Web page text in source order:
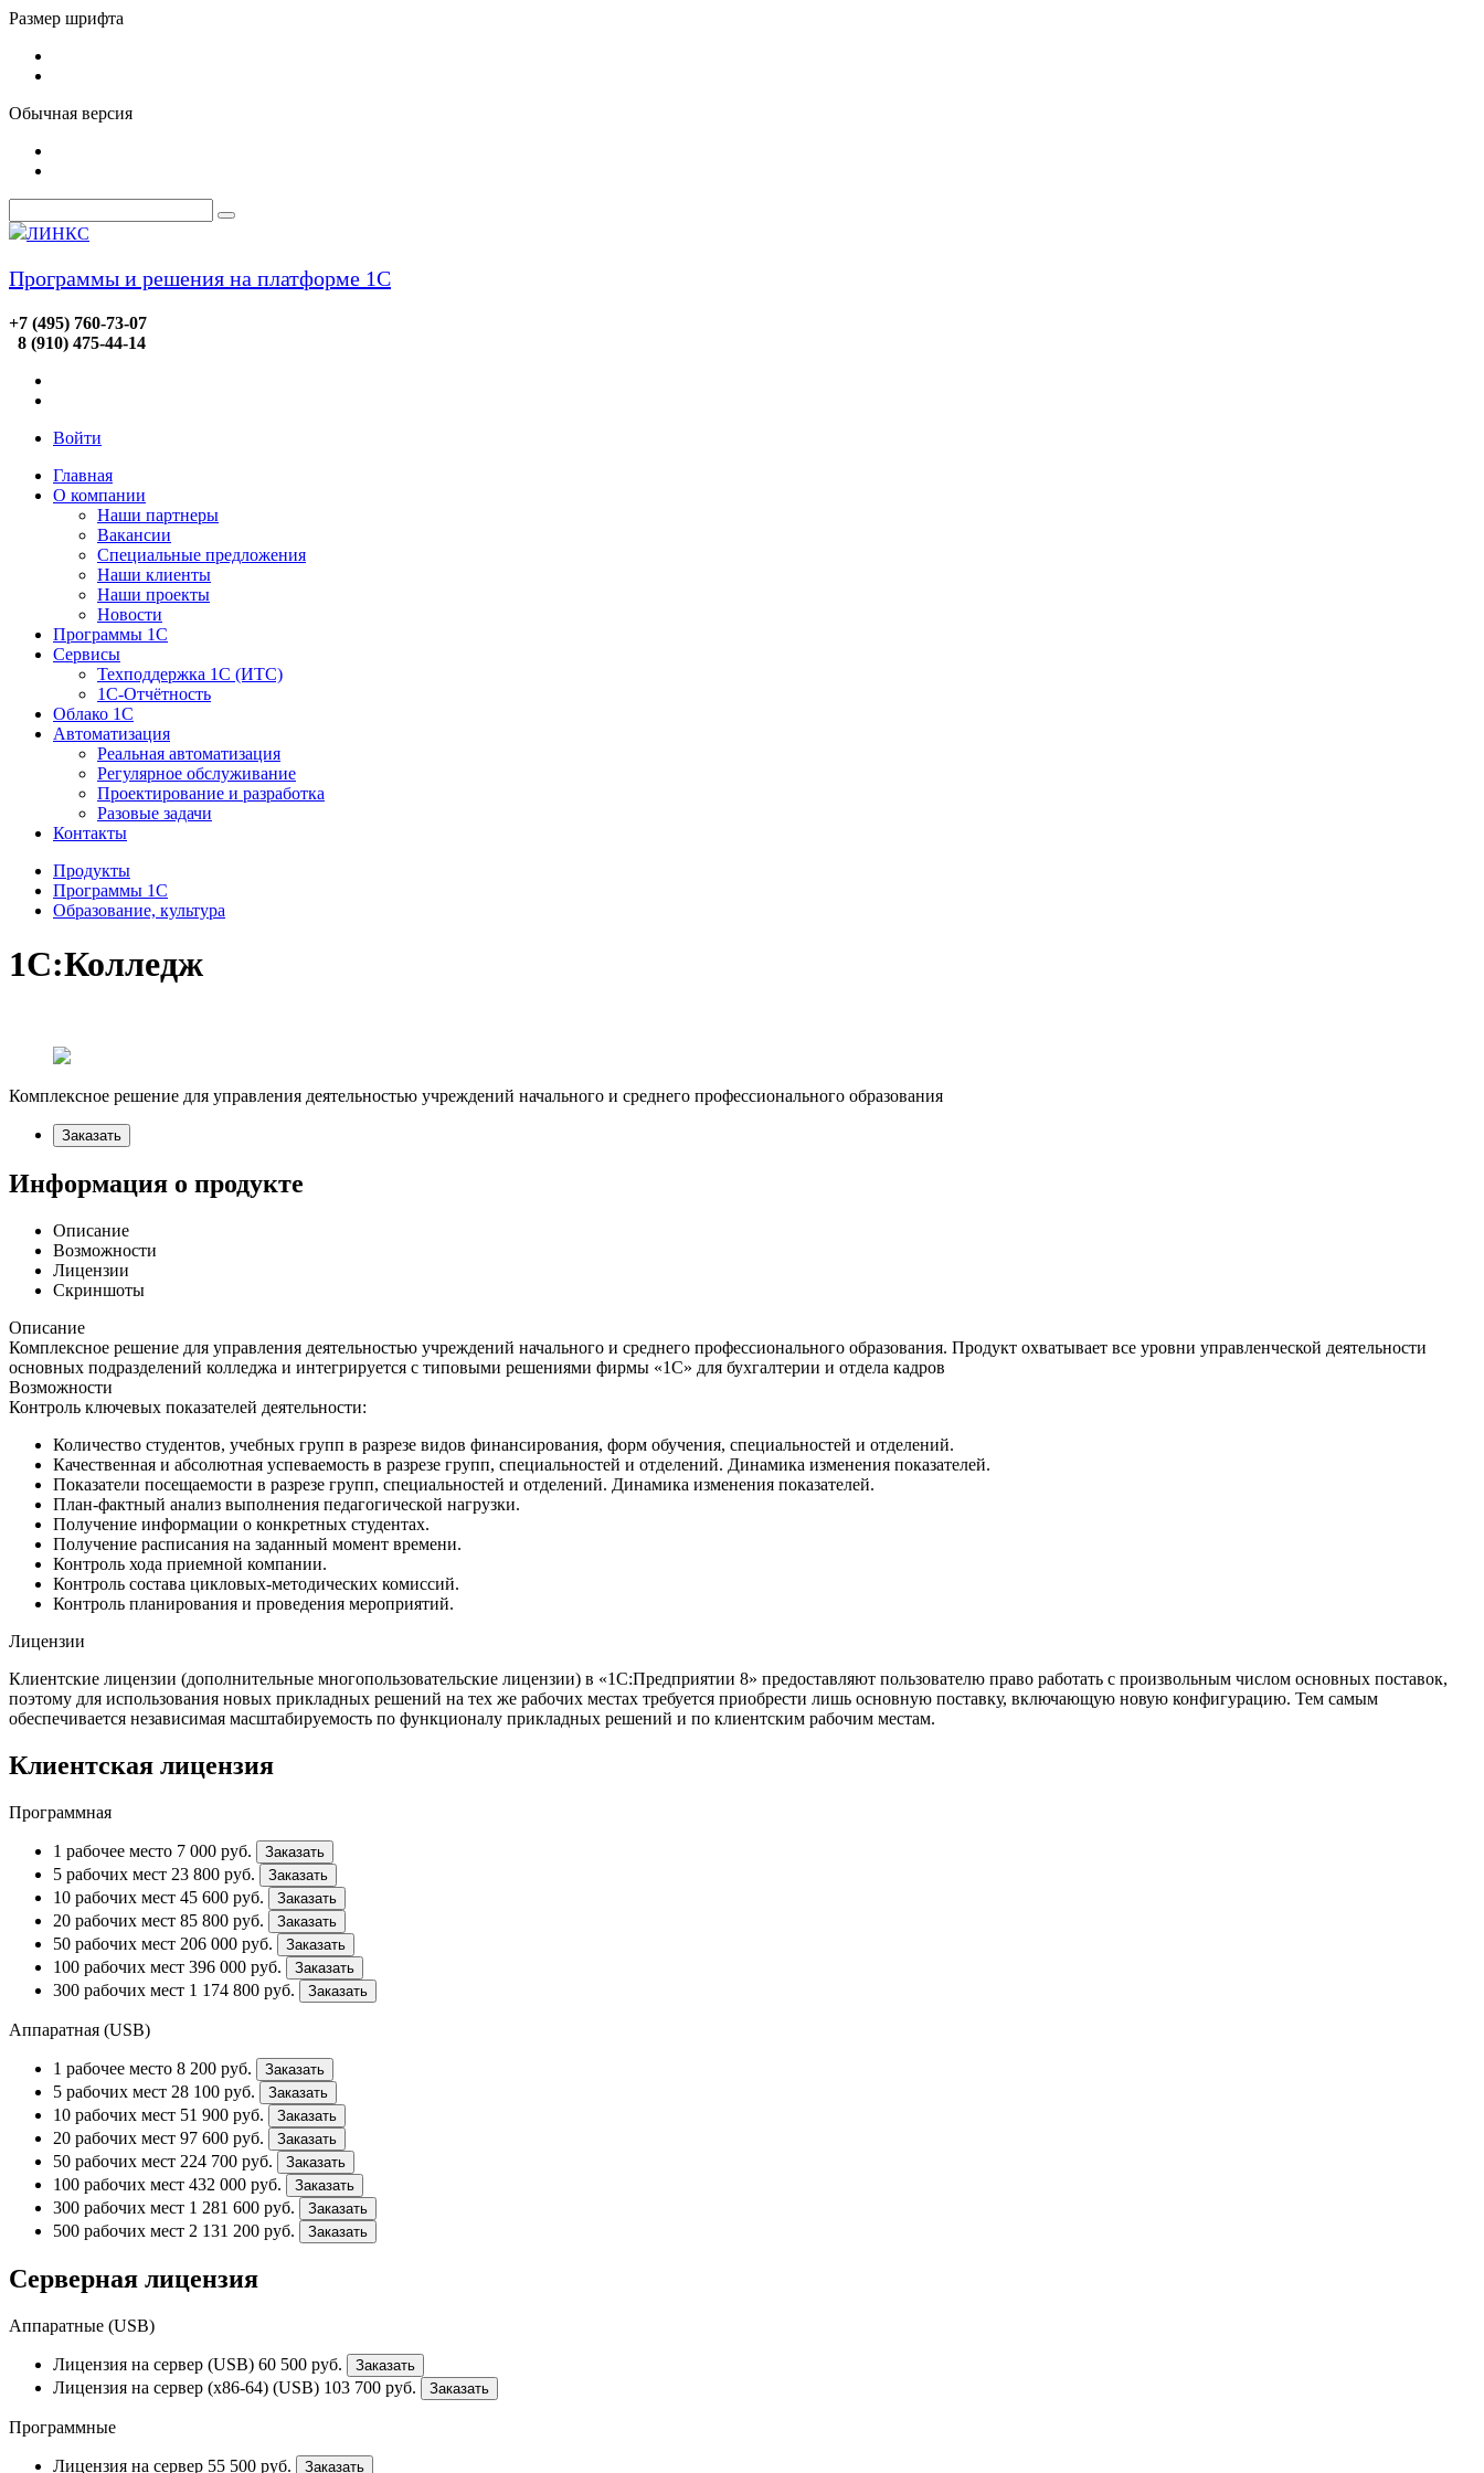
Размер шрифта
Обычная версия
ЛИНКС
Программы и решения на платформе 1С
+7 (495) 760-73-07
8 (910) 475-44-14
Войти
Главная
О компании
Наши партнеры
Вакансии
Специальные предложения
Наши клиенты
Наши проекты
Новости
Программы 1С
Сервисы
Техподдержка 1С (ИТС)
1С-Отчётность
Облако 1С
Автоматизация
Реальная автоматизация
Регулярное обслуживание
Проектирование и разработка
Разовые задачи
Контакты
Продукты
Программы 1С
Образование, культура
1С:Колледж
Комплексное решение для управления деятельностью учреждений начального и среднего профессионального образования
Заказать
Информация о продукте
Описание
Возможности
Лицензии
Скриншоты
Описание
Комплексное решение для управления деятельностью учреждений начального и среднего профессионального образования. Продукт охватывает все уровни управленческой деятельности
основных подразделений колледжа и интегрируется с типовыми решениями фирмы «1С» для бухгалтерии и отдела кадров
Возможности
Контроль ключевых показателей деятельности:
Количество студентов, учебных групп в разрезе видов финансирования, форм обучения, специальностей и отделений.
Качественная и абсолютная успеваемость в разрезе групп, специальностей и отделений. Динамика изменения показателей.
Показатели посещаемости в разрезе групп, специальностей и отделений. Динамика изменения показателей.
План-фактный анализ выполнения педагогической нагрузки.
Получение информации о конкретных студентах.
Получение расписания на заданный момент времени.
Контроль хода приемной компании.
Контроль состава цикловых-методических комиссий.
Контроль планирования и проведения мероприятий.
Лицензии
Клиентские лицензии (дополнительные многопользовательские лицензии) в «1С:Предприятии 8» предоставляют пользователю право работать с произвольным числом основных поставок,
поэтому для использования новых прикладных решений на тех же рабочих местах требуется приобрести лишь основную поставку, включающую новую конфигурацию. Тем самым
обеспечивается независимая масштабируемость по функционалу прикладных решений и по клиентским рабочим местам.
Клиентская лицензия
Программная
1 рабочее место 7 000 руб. Заказать
5 рабочих мест 23 800 руб. Заказать
10 рабочих мест 45 600 руб. Заказать
20 рабочих мест 85 800 руб. Заказать
50 рабочих мест 206 000 руб. Заказать
100 рабочих мест 396 000 руб. Заказать
300 рабочих мест 1 174 800 руб. Заказать
Аппаратная (USB)
1 рабочее место 8 200 руб. Заказать
5 рабочих мест 28 100 руб. Заказать
10 рабочих мест 51 900 руб. Заказать
20 рабочих мест 97 600 руб. Заказать
50 рабочих мест 224 700 руб. Заказать
100 рабочих мест 432 000 руб. Заказать
300 рабочих мест 1 281 600 руб. Заказать
500 рабочих мест 2 131 200 руб. Заказать
Серверная лицензия
Аппаратные (USB)
Лицензия на сервер (USB) 60 500 руб. Заказать
Лицензия на сервер (x86-64) (USB) 103 700 руб. Заказать
Программные
Лицензия на сервер 55 500 руб. Заказать